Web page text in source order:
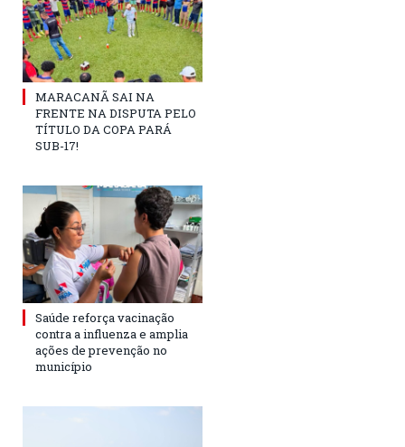
MARACANÃ SAI NA
FRENTE NA DISPUTA PELO
TÍTULO DA COPA PARÁ
SUB-17!
Saúde reforça vacinação
contra a influenza e amplia
ações de prevenção no
município